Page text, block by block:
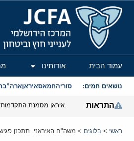
המרכז הירושלמי לענייני
עמוד הבית אודותינו
נושאים חמים: סוריהחמאסאיראןארה”ב
התראות איראן מסמנת התקדמות
ראשי > בלוגים > משה"ח האיראני: תתכנן